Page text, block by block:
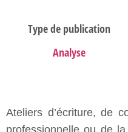
Type de publication
Analyse
Ateliers d’écriture, de
professionnelle ou de